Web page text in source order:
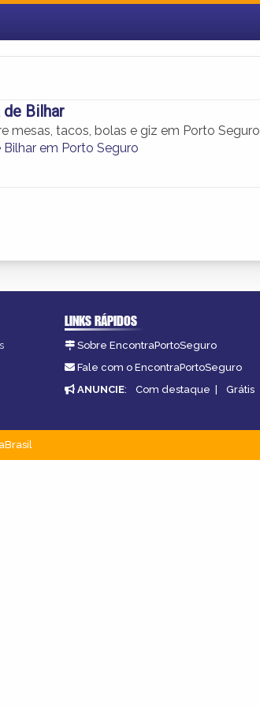
Bilhar
mesas, tacos, bolas e giz em Porto Seguro
Bilhar em Porto Seguro
LINKS RÁPIDOS
Sobre EncontraPortoSeguro
Fale com o EncontraPortoSeguro
ANUNCIE: Com destaque | Grátis